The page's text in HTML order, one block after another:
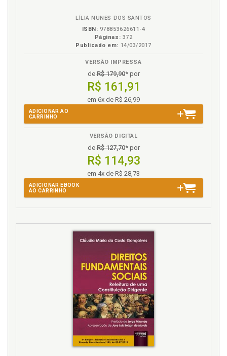
LÍLIA NUNES DOS SANTOS
ISBN: 978853626611-4
Páginas: 372
Publicado em: 14/03/2017
VERSÃO IMPRESSA
deR$ 179,90* por
R$ 161,91
em 6x de R$ 26,99
ADICIONAR AO
CARRINHO
VERSÃO DIGITAL
deR$ 127,70* por
R$ 114,93
em 4x de R$ 28,73
ADICIONAR EBOOK
AO CARRINHO